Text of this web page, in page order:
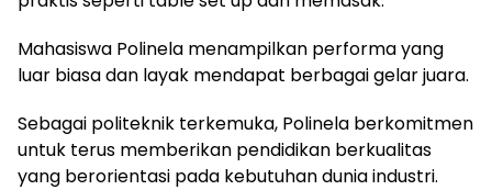
Mahasiswa Polinela menampilkan performa yang
luar biasa dan layak mendapat berbagai gelar juara.
Sebagai politeknik terkemuka, Polinela berkomitmen
untuk terus memberikan pendidikan berkualitas
yang berorientasi pada kebutuhan dunia industri.